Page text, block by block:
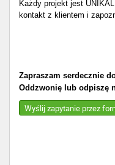
Każdy projekt jest
kontakt z klientem i
Zapraszam serdecznie
Oddzwonię lub odpiszę
Wyślij zapytanie przez